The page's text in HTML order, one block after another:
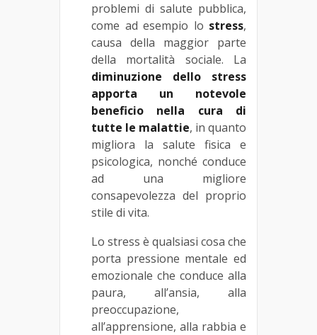
problemi di salute pubblica,
come ad esempio lo stress,
causa della maggior parte
della mortalità sociale. La
diminuzione dello stress
apporta un notevole
beneficio nella cura di
tutte le malattie, in quanto
migliora la salute fisica e
psicologica, nonché conduce
ad una migliore
consapevolezza del proprio
stile di vita.
Lo stress è qualsiasi cosa che
porta pressione mentale ed
emozionale che conduce alla
paura, all’ansia, alla
preoccupazione,
all’apprensione, alla rabbia e